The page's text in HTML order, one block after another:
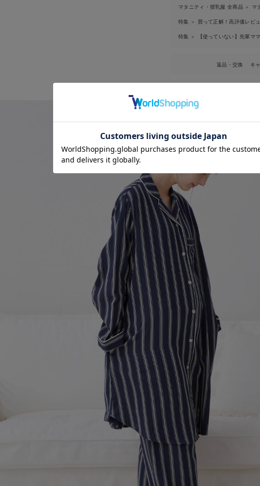
マタニティ・授乳服 全商品 ＞ マ
特集 ＞ 買って正解！高評価レビ
特集 ＞ 【使っていない】先輩マ
返品・交換 キ
カートへ進む
RELATED ITEMS
【綿100％】【授乳しやすい】
【産前産後対応パンツ付き】
Wガーゼパジャマ＆産前産後
レギンス
¥6,630 (税込)
お気に入り商品を確認する